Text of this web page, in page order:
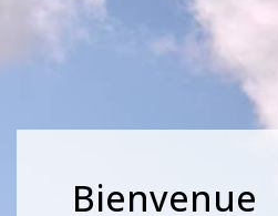
Bienvenue